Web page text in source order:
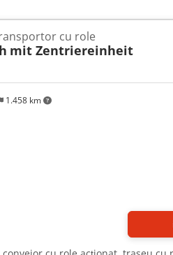
1.458 km
cu role
mit Zentriereinheit